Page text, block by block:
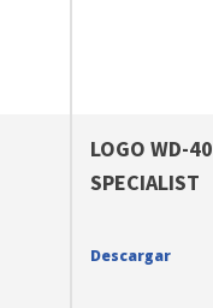
LOGO WD-40
SPECIALIST
Descargar